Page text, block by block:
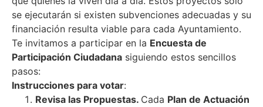
se ejecutarán si existen subvenciones adecuadas y su
financiación resulta viable para cada Ayuntamiento.
Te invitamos a participar en la Encuesta de
Participación Ciudadana siguiendo estos sencillos
pasos:
Instrucciones para votar:
Revisa las Propuestas. Cada Plan de Actuación